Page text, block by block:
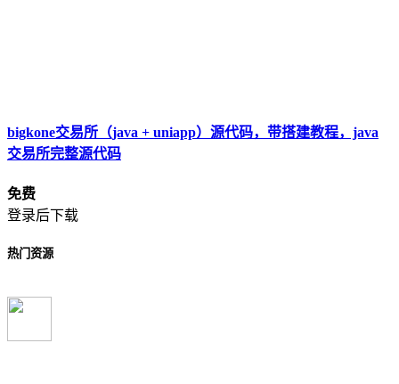
bigkone交易所（java + uniapp）源代码，带搭建教程，java
交易所完整源代码
免费
登录后下载
热门资源